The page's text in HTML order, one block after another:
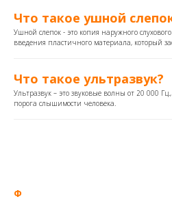
Что такое ушной
Ушной слепок - это копия наружного
введения пластичного материала, который
Что такое ультразвук?
Ультразвук – это звуковые волны от 20 000
порога слышимости человека.
Ф